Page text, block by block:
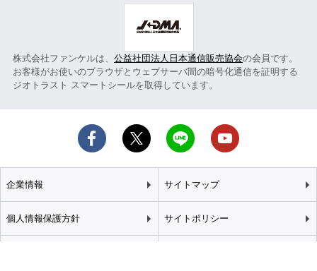
株式会社ファンケルは、 公益社団法人日本通信販売協会の会員です。
お客様がお使いのブラウザとウェブサーバ間の暗号化通信を証明する
ジオトラスト スマートシールを取得しています。
企業情報 サイトマップ
個人情報保護方針 サイトポリシー